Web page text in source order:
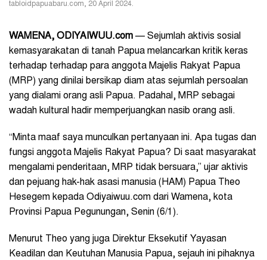
tabloidpapuabaru.com, 20 April 2024.
WAMENA, ODIYAIWUU.com — Sejumlah aktivis sosial
kemasyarakatan di tanah Papua melancarkan kritik keras
terhadap terhadap para anggota Majelis Rakyat Papua
(MRP) yang dinilai bersikap diam atas sejumlah persoalan
yang dialami orang asli Papua. Padahal, MRP sebagai
wadah kultural hadir memperjuangkan nasib orang asli.
“Minta maaf saya munculkan pertanyaan ini. Apa tugas dan
fungsi anggota Majelis Rakyat Papua? Di saat masyarakat
mengalami penderitaan, MRP tidak bersuara,” ujar aktivis
dan pejuang hak-hak asasi manusia (HAM) Papua Theo
Hesegem kepada Odiyaiwuu.com dari Wamena, kota
Provinsi Papua Pegunungan, Senin (6/1).
Menurut Theo yang juga Direktur Eksekutif Yayasan
Keadilan dan Keutuhan Manusia Papua, sejauh ini pihaknya